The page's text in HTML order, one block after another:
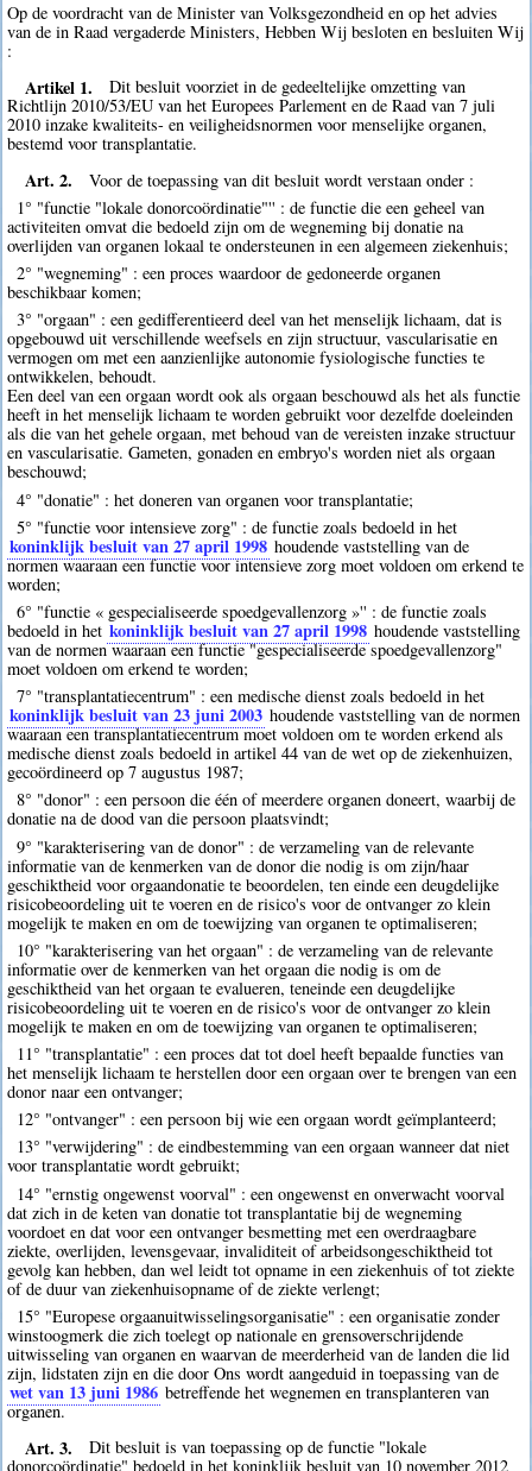
Op de voordracht van de Minister van Volksgezondheid en op het advies
van de in Raad vergaderde Ministers, Hebben Wij besloten en besluiten Wij
:
Artikel 1.
Dit besluit voorziet in de gedeeltelijke omzetting van
Richtlijn 2010/53/EU van het Europees Parlement en de Raad van 7 juli
2010 inzake kwaliteits- en veiligheidsnormen voor menselijke organen,
bestemd voor transplantatie.
Art. 2.
Voor de toepassing van dit besluit wordt verstaan onder :
1° "functie "lokale donorcoördinatie"'' : de functie die een geheel van
activiteiten omvat die bedoeld zijn om de wegneming bij donatie na
overlijden van organen lokaal te ondersteunen in een algemeen ziekenhuis;
2° "wegneming" : een proces waardoor de gedoneerde organen
beschikbaar komen;
3° "orgaan" : een gedifferentieerd deel van het menselijk lichaam, dat is
opgebouwd uit verschillende weefsels en zijn structuur, vascularisatie en
vermogen om met een aanzienlijke autonomie fysiologische functies te
ontwikkelen, behoudt.
Een deel van een orgaan wordt ook als orgaan beschouwd als het als functie
heeft in het menselijk lichaam te worden gebruikt voor dezelfde doeleinden
als die van het gehele orgaan, met behoud van de vereisten inzake structuur
en vascularisatie. Gameten, gonaden en embryo's worden niet als orgaan
beschouwd;
4° "donatie" : het doneren van organen voor transplantatie;
5° "functie voor intensieve zorg" : de functie zoals bedoeld in het
koninklijk besluit van 27 april 1998 houdende vaststelling van de
normen waaraan een functie voor intensieve zorg moet voldoen om erkend te
worden;
6° "functie « gespecialiseerde spoedgevallenzorg »'' : de functie zoals
bedoeld in het koninklijk besluit van 27 april 1998 houdende vaststelling
van de normen waaraan een functie "gespecialiseerde spoedgevallenzorg"
moet voldoen om erkend te worden;
7° "transplantatiecentrum" : een medische dienst zoals bedoeld in het
koninklijk besluit van 23 juni 2003 houdende vaststelling van de normen
waaraan een transplantatiecentrum moet voldoen om te worden erkend als
medische dienst zoals bedoeld in artikel 44 van de wet op de ziekenhuizen,
gecoördineerd op 7 augustus 1987;
8° "donor" : een persoon die één of meerdere organen doneert, waarbij de
donatie na de dood van die persoon plaatsvindt;
9° "karakterisering van de donor" : de verzameling van de relevante
informatie van de kenmerken van de donor die nodig is om zijn/haar
geschiktheid voor orgaandonatie te beoordelen, ten einde een deugdelijke
risicobeoordeling uit te voeren en de risico's voor de ontvanger zo klein
mogelijk te maken en om de toewijzing van organen te optimaliseren;
10° "karakterisering van het orgaan" : de verzameling van de relevante
informatie over de kenmerken van het orgaan die nodig is om de
geschiktheid van het orgaan te evalueren, teneinde een deugdelijke
risicobeoordeling uit te voeren en de risico's voor de ontvanger zo klein
mogelijk te maken en om de toewijzing van organen te optimaliseren;
11° "transplantatie" : een proces dat tot doel heeft bepaalde functies van
het menselijk lichaam te herstellen door een orgaan over te brengen van een
donor naar een ontvanger;
12° "ontvanger" : een persoon bij wie een orgaan wordt geïmplanteerd;
13° "verwijdering" : de eindbestemming van een orgaan wanneer dat niet
voor transplantatie wordt gebruikt;
14° "ernstig ongewenst voorval" : een ongewenst en onverwacht voorval
dat zich in de keten van donatie tot transplantatie bij de wegneming
voordoet en dat voor een ontvanger besmetting met een overdraagbare
ziekte, overlijden, levensgevaar, invaliditeit of arbeidsongeschiktheid tot
gevolg kan hebben, dan wel leidt tot opname in een ziekenhuis of tot ziekte
of de duur van ziekenhuisopname of de ziekte verlengt;
15° "Europese orgaanuitwisselingsorganisatie" : een organisatie zonder
winstoogmerk die zich toelegt op nationale en grensoverschrijdende
uitwisseling van organen en waarvan de meerderheid van de landen die lid
zijn, lidstaten zijn en die door Ons wordt aangeduid in toepassing van de
wet van 13 juni 1986 betreffende het wegnemen en transplanteren van
organen.
Art. 3.
Dit besluit is van toepassing op de functie "lokale
donorcoördinatie" bedoeld in het koninklijk besluit van 10 november 2012